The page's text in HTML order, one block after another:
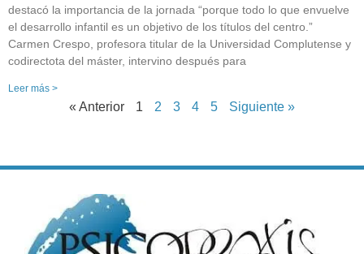
destacó la importancia de la jornada “porque todo lo que envuelve
el desarrollo infantil es un objetivo de los títulos del centro.”
Carmen Crespo, profesora titular de la Universidad Complutense y
codirectota del máster, intervino después para
Leer más >
« Anterior 1 2 3 4 5 Siguiente »